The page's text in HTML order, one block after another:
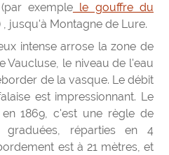
exemplele gouffre du
, jusqu'à Montagne de Lure.
Vaucluse, le niveau de l'eau
de la vasque. Le débit
est impressionnant. Le
1869, c'est une règle de
réparties en 4
est à 21 mètres, et